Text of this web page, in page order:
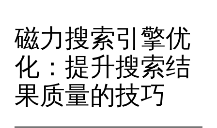
磁力搜索引擎优
化：提升搜索结
果质量的技巧